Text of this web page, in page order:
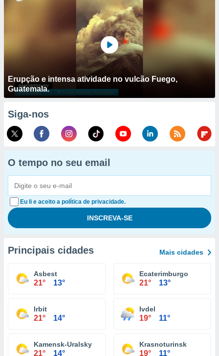
Erupção e intensa atividade no vulcão Fuego,
Guatemala.
Siga-nos
O tempo no seu email
Eu li e aceito a política de privacidade.
Principais cidades Mais cidades
Asbest
21° 13°
Ecaterimburgo
21° 13°
Irbit
21° 14°
Ivdel
19° 11°
Kamensk-Uralsky
21° 14°
Krasnoturinsk
19° 11°